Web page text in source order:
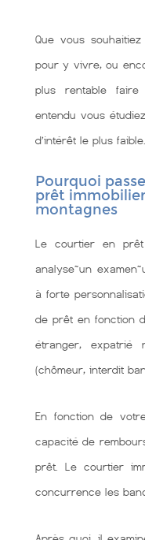
Que vous
pour y vivre, ou
plus rentable faire
entendu vous
d’intérêt le plus faible.
Pourquoi
prêt
montagnes
Le courtier en prêt
analyse~un
à forte
de prêt en fonction
étranger, expatrié
(chômeur, interdit
En fonction de
capacité de
prêt. Le courtier
concurrence les